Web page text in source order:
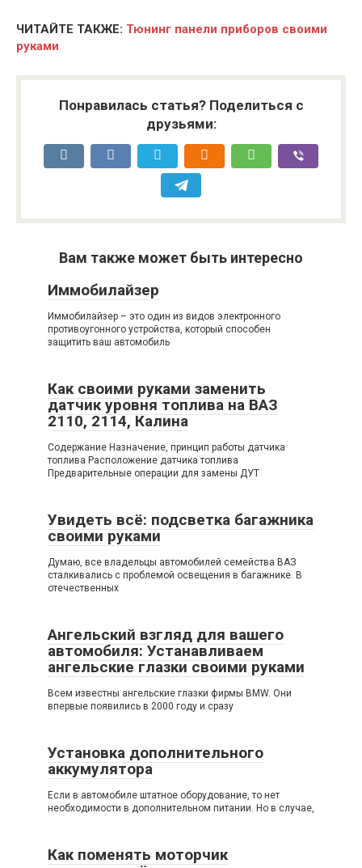
ЧИТАЙТЕ ТАКЖЕ: Тюнинг панели приборов своими
руками
Понравилась статья? Поделиться с
друзьями:
Вам также может быть интересно
Иммобилайзер
Иммобилайзер – это один из видов электронного
противоугонного устройства, который способен
защитить ваш автомобиль
Как своими руками заменить
датчик уровня топлива на ВАЗ
2110, 2114, Калина
Содержание Назначение, принцип работы датчика
топлива Расположение датчика топлива
Предварительные операции для замены ДУТ
Увидеть всё: подсветка багажника
своими руками
Думаю, все владельцы автомобилей семейства ВАЗ
сталкивались с проблемой освещения в багажнике. В
отечественных
Ангельский взгляд для вашего
автомобиля: Устанавливаем
ангельские глазки своими руками
Всем известны ангельские глазки фирмы BMW. Они
впервые появились в 2000 году и сразу
Установка дополнительного
аккумулятора
Если в автомобиле штатное оборудование, то нет
необходимости в дополнительном питании. Но в случае,
Как поменять моторчик